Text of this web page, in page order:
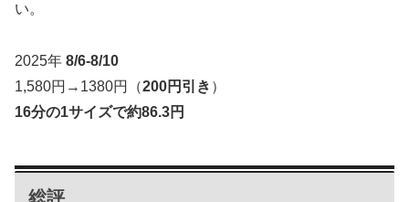
い。
2025年 8/6-8/10
1,580円→1380円（200円引き ）
16分の1サイズで約86.3円
総評